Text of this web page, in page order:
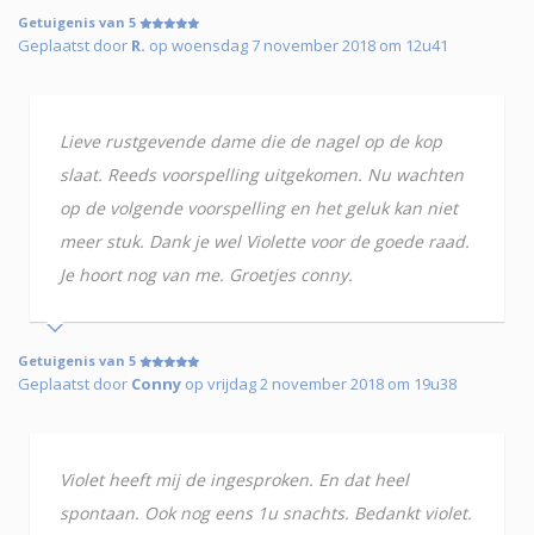
Getuigenis van 5
Geplaatst door R. op woensdag 7 november 2018 om 12u41
Lieve rustgevende dame die de nagel op de kop
slaat. Reeds voorspelling uitgekomen. Nu wachten
op de volgende voorspelling en het geluk kan niet
meer stuk. Dank je wel Violette voor de goede raad.
Je hoort nog van me. Groetjes conny.
Getuigenis van 5
Geplaatst door Conny op vrijdag 2 november 2018 om 19u38
Violet heeft mij de ingesproken. En dat heel
spontaan. Ook nog eens 1u snachts. Bedankt violet.